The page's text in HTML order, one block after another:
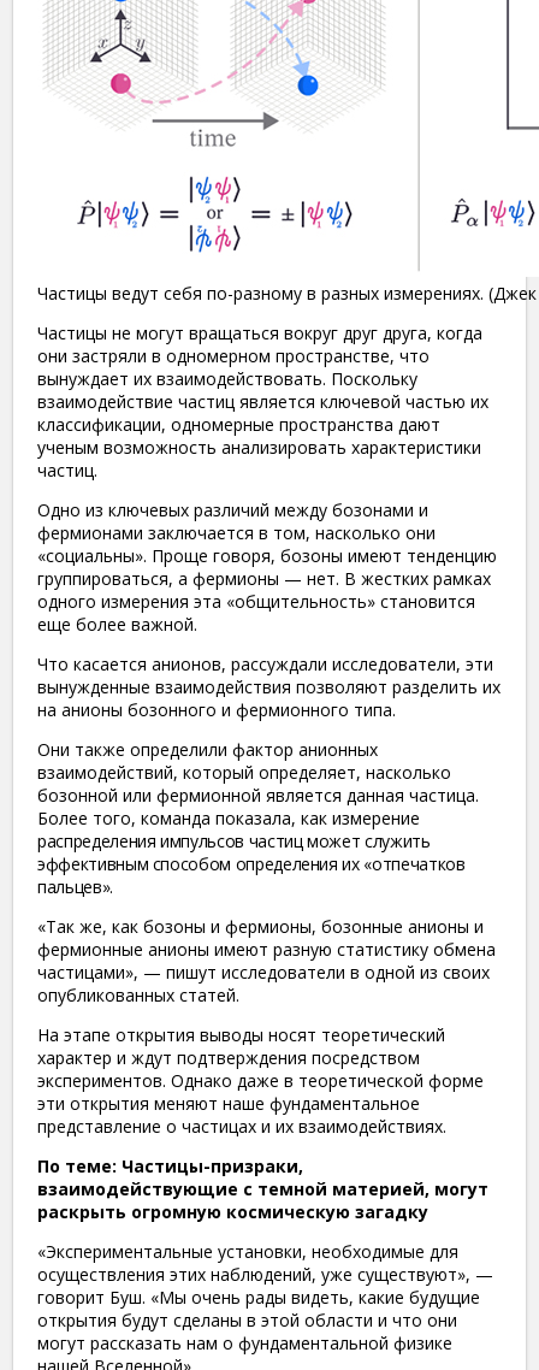
Частицы ведут себя по-разному в разных измерениях.
Частицы не могут вращаться вокруг друг друга, когда
они застряли в одномерном пространстве, что
вынуждает их взаимодействовать. Поскольку
взаимодействие частиц является ключевой частью их
классификации, одномерные пространства дают
ученым возможность анализировать характеристики
частиц.
Одно из ключевых различий между бозонами и
фермионами заключается в том, насколько они
«социальны». Проще говоря, бозоны имеют тенденцию
группироваться, а фермионы — нет. В жестких рамках
одного измерения эта «общительность» становится
еще более важной.
Что касается анионов, рассуждали исследователи, эти
вынужденные взаимодействия позволяют разделить их
на анионы бозонного и фермионного типа.
Они также определили фактор анионных
взаимодействий, который определяет, насколько
бозонной или фермионной является данная частица.
Более того, команда показала, как измерение
распределения импульсов частиц может служить
эффективным способом определения их «отпечатков
пальцев».
«Так же, как бозоны и фермионы, бозонные анионы и
фермионные анионы имеют разную статистику обмена
частицами», — пишут исследователи в одной из своих
опубликованных статей.
На этапе открытия выводы носят теоретический
характер и ждут подтверждения посредством
экспериментов. Однако даже в теоретической форме
эти открытия меняют наше фундаментальное
представление о частицах и их взаимодействиях.
По теме: Частицы-призраки,
взаимодействующие с темной материей, могут
раскрыть огромную космическую загадку
«Экспериментальные установки, необходимые для
осуществления этих наблюдений, уже существуют», —
говорит Буш. «Мы очень рады видеть, какие будущие
открытия будут сделаны в этой области и что они
могут рассказать нам о фундаментальной физике
нашей Вселенной».